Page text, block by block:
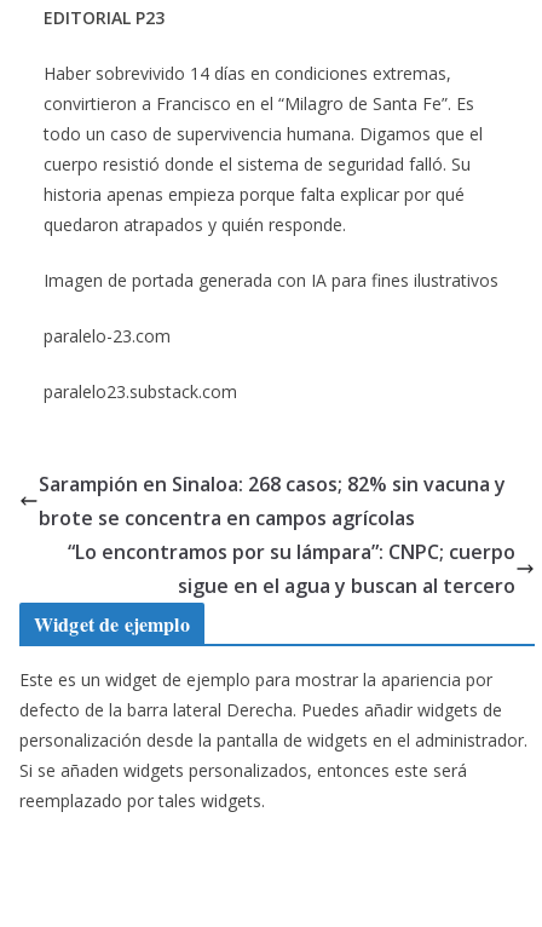
EDITORIAL P23
Haber sobrevivido 14 días en condiciones extremas,
convirtieron a Francisco en el “Milagro de Santa Fe”. Es
todo un caso de supervivencia humana. Digamos que el
cuerpo resistió donde el sistema de seguridad falló. Su
historia apenas empieza porque falta explicar por qué
quedaron atrapados y quién responde.
Imagen de portada generada con IA para fines ilustrativos
paralelo-23.com
paralelo23.substack.com
Sarampión en Sinaloa: 268 casos; 82% sin vacuna y
brote se concentra en campos agrícolas
“Lo encontramos por su lámpara”: CNPC; cuerpo
sigue en el agua y buscan al tercero
Widget de ejemplo
Este es un widget de ejemplo para mostrar la apariencia por
defecto de la barra lateral Derecha. Puedes añadir widgets de
personalización desde la pantalla de widgets en el administrador.
Si se añaden widgets personalizados, entonces este será
reemplazado por tales widgets.